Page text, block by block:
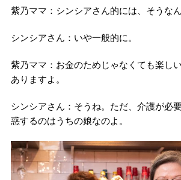
紫乃ママ：シンシアさん的には、そうなん
シンシアさん：いや一般的に。
紫乃ママ：お金のためじゃなくても楽し
ありますよ。
シンシアさん：そうね。ただ、介護が必
惑するのはうちの娘なのよ。